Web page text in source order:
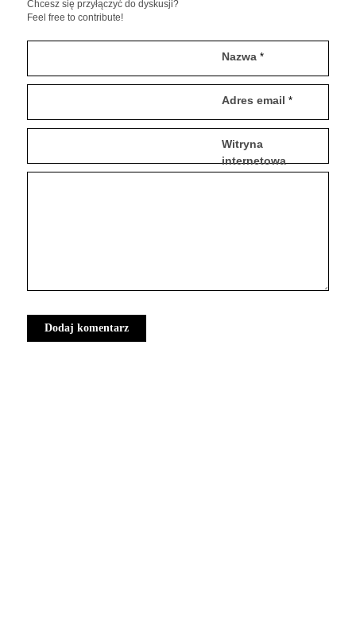
Chcesz się przyłączyć do dyskusji?
Feel free to contribute!
Nazwa *
Adres email *
Witryna
internetowa